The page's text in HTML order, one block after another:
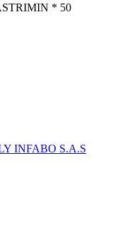
* 50
INFABO S.A.S